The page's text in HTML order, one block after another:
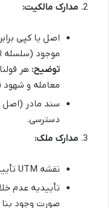
مدارک مالکیت:
اصل یا کپی
موجود (سلسله
توضیح: هر
معامله و
سند مادر (اصل
دسترسی.
مدارک ملک:
نقشه UTM تأیید شده توسط کارشناس رسمی.
تأییدیه عدم
صورت وجود